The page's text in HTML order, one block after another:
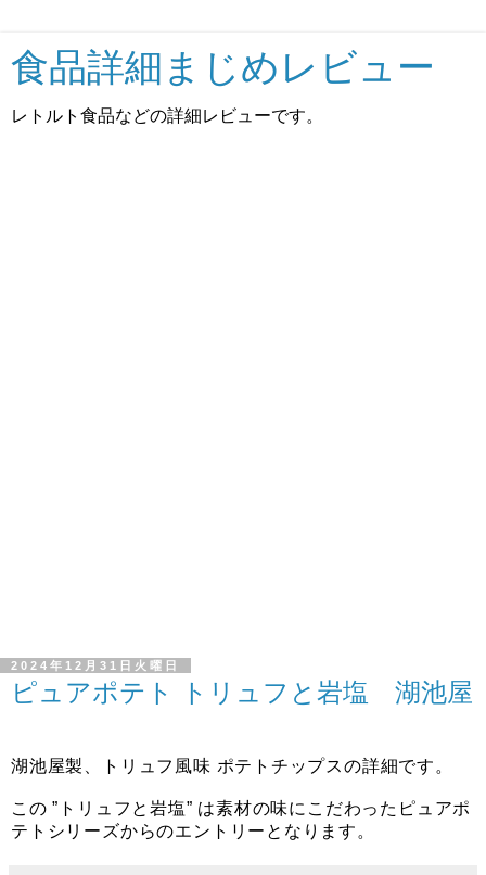
食品詳細まじめレビュー
レトルト食品などの詳細レビューです。
2024年12月31日火曜日
ピュアポテト トリュフと岩塩 湖池屋
湖池屋製、トリュフ風味 ポテトチップスの詳細です。
この ”トリュフと岩塩” は素材の味にこだわったピュアポ
テトシリーズからのエントリーとなります。